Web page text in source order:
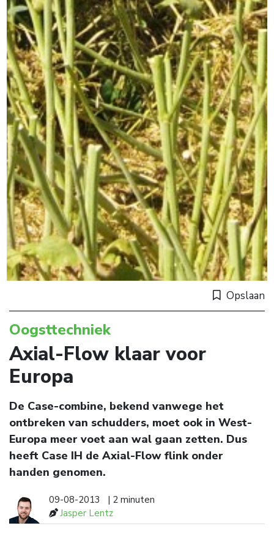
Opslaan
Oogsttechniek
Axial-Flow klaar voor
Europa
De Case-combine, bekend vanwege het
ontbreken van schudders, moet ook in West-
Europa meer voet aan wal gaan zetten. Dus
heeft Case IH de Axial-Flow flink onder
handen genomen.
09-08-2013
| 2 minuten
Jasper Lentz